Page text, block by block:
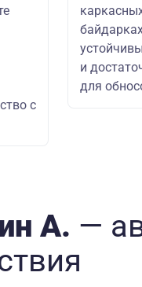
с
и
для
А. —